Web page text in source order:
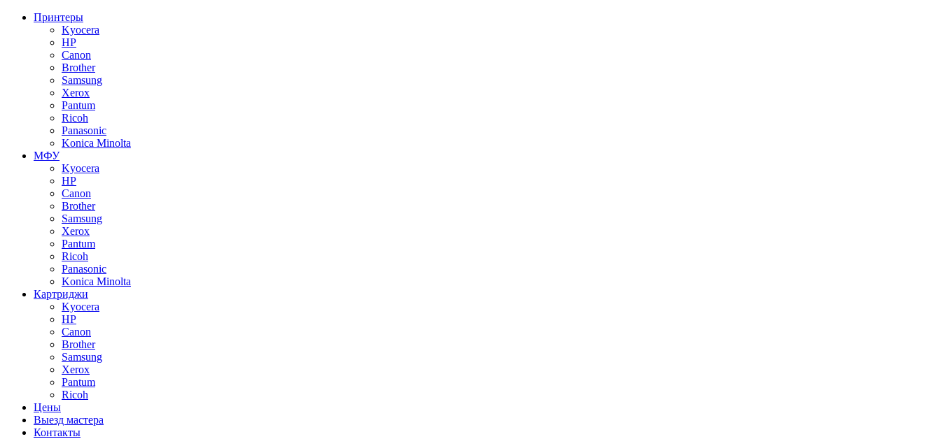
Принтеры
Kyocera
HP
Canon
Brother
Samsung
Xerox
Pantum
Ricoh
Panasonic
Konica Minolta
МФУ
Kyocera
HP
Canon
Brother
Samsung
Xerox
Pantum
Ricoh
Panasonic
Konica Minolta
Картриджи
Kyocera
HP
Canon
Brother
Samsung
Xerox
Pantum
Ricoh
Цены
Выезд мастера
Контакты